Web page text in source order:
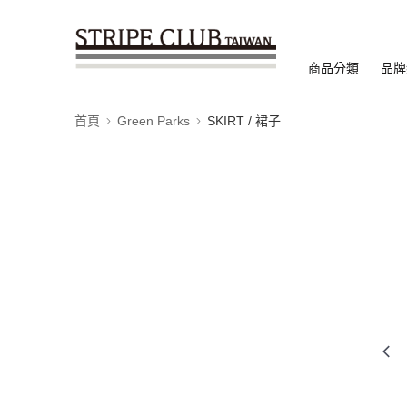
商品分類 品
首頁 Green Parks SKIRT / 裙子